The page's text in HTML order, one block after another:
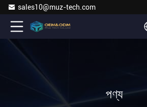
sales10@muz-tech.com
পণ্য